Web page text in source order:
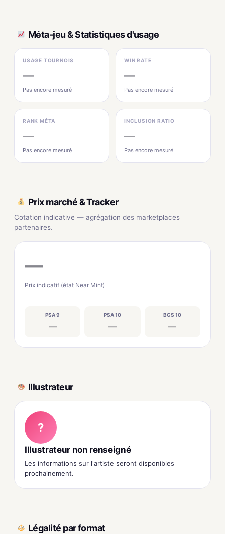
Méta-jeu & Statistiques d'usage
USAGE TOURNOIS
—
Pas encore mesuré
WIN RATE
—
Pas encore mesuré
RANK MÉTA
—
Pas encore mesuré
INCLUSION RATIO
—
Pas encore mesuré
Prix marché & Tracker
Cotation indicative — agrégation des marketplaces
partenaires.
—
Prix indicatif (état Near Mint)
PSA 9
—
PSA 10
—
BGS 10
—
Illustrateur
?
Illustrateur non renseigné
Les informations sur l'artiste seront disponibles
prochainement.
Légalité par format